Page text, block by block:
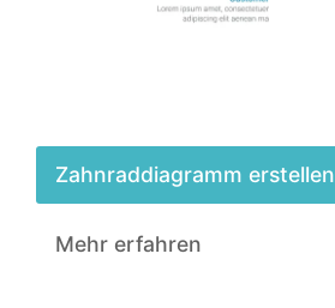
Zahnrad­diagramm erstellen
Mehr erfahren